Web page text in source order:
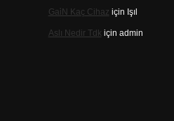
Gai̇N Kaç Cihaz için Işıl
Aslı Nedir Tdk için admin